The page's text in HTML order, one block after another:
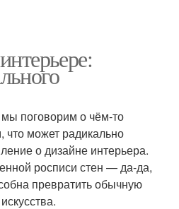
поговорим о чём-то
что может радикально
о дизайне интерьера.
росписи стен — да-да,
превратить обычную